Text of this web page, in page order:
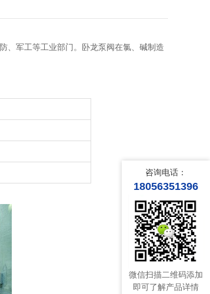
、军工等工业部门。卧龙泵阀在氯、碱制造
咨询电话：
18056351396
微信扫描二维码添加
即可了解产品详情